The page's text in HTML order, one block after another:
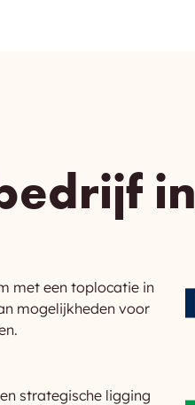
in
met een toplocatie in
mogelijkheden voor
strategische ligging